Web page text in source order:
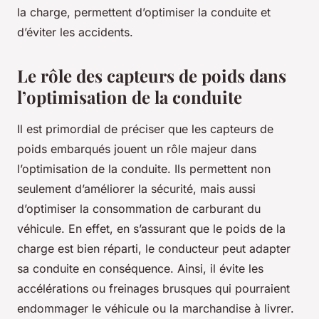
la charge, permettent d’optimiser la conduite et
d’éviter les accidents.
Le rôle des capteurs de poids dans
l’optimisation de la conduite
Il est primordial de préciser que les capteurs de
poids embarqués jouent un rôle majeur dans
l’optimisation de la conduite. Ils permettent non
seulement d’améliorer la sécurité, mais aussi
d’optimiser la consommation de carburant du
véhicule. En effet, en s’assurant que le poids de la
charge est bien réparti, le conducteur peut adapter
sa conduite en conséquence. Ainsi, il évite les
accélérations ou freinages brusques qui pourraient
endommager le véhicule ou la marchandise à livrer.